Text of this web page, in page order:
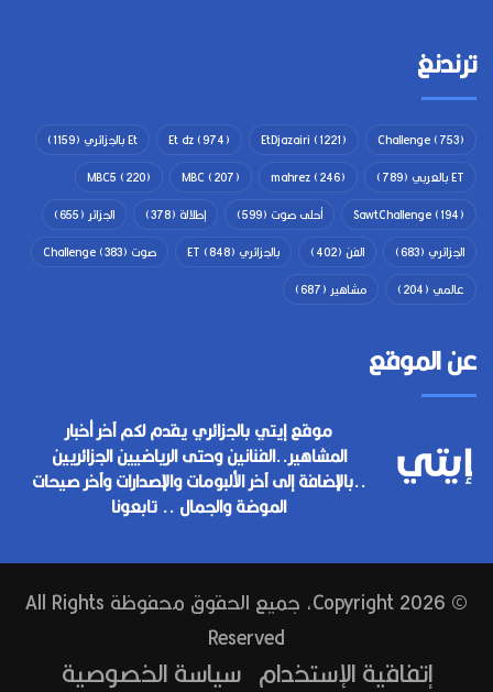
ترندنغ
Challenge(753)
EtDjazairi (1221)
Et dz(974) Et بالجزائري
(1159)
ET بالعربي
(789)
mahrez(246)
MBC(207)
MBC5 (220)
SawtChallenge(194) أحلى صوت (599) إطلالة (378) الجزائر (655)
الجزائري (683) الفن (402) بالجزائري ET (848) صوت Challenge (383)
عالمي (204) مشاهير (687)
عن الموقع
موقع إيتي بالجزائري يقدم لكم آخر أخبار
المشاهير..الفنانين وحتى الرياضيين الجزائريين
..بالإضافة إلى آخر الألبومات والإصدارات وآخر صيحات
الموضة والجمال .. تابعونا
© Copyright 2026, جميع الحقوق محفوظة All Rights
Reserved
إتفاقية الإستخدام سياسة الخصوصية